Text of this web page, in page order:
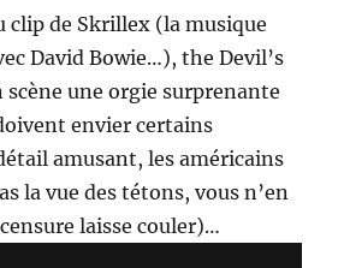
clip de Skrillex (la musique
David Bowie…), the Devil’s
une orgie surprenante
envier certains
amusant, les américains
la vue des tétons, vous n’en
laisse couler)…